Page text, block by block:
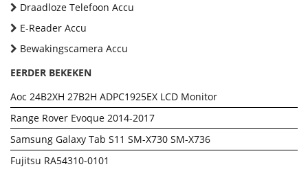
Draadloze Telefoon Accu
E-Reader Accu
Bewakingscamera Accu
EERDER BEKEKEN
Aoc 24B2XH 27B2H ADPC1925EX LCD Monitor
Range Rover Evoque 2014-2017
Samsung Galaxy Tab S11 SM-X730 SM-X736
Fujitsu RA54310-0101